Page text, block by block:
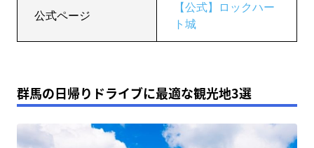
公式ページ
【公式】ロックハー
ト城
群馬の日帰りドライブに最適な観光地3選